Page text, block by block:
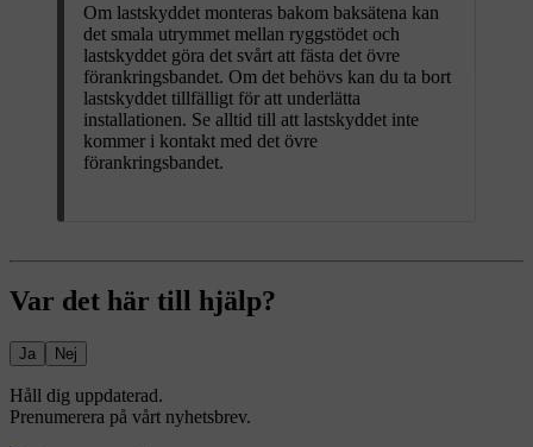
Om lastskyddet monteras bakom baksätena kan
det smala utrymmet mellan ryggstödet och
lastskyddet göra det svårt att fästa det övre
förankringsbandet. Om det behövs kan du ta bort
lastskyddet tillfälligt för att underlätta
installationen. Se alltid till att lastskyddet inte
kommer i kontakt med det övre
förankringsbandet.
Var det här till hjälp?
Ja Nej